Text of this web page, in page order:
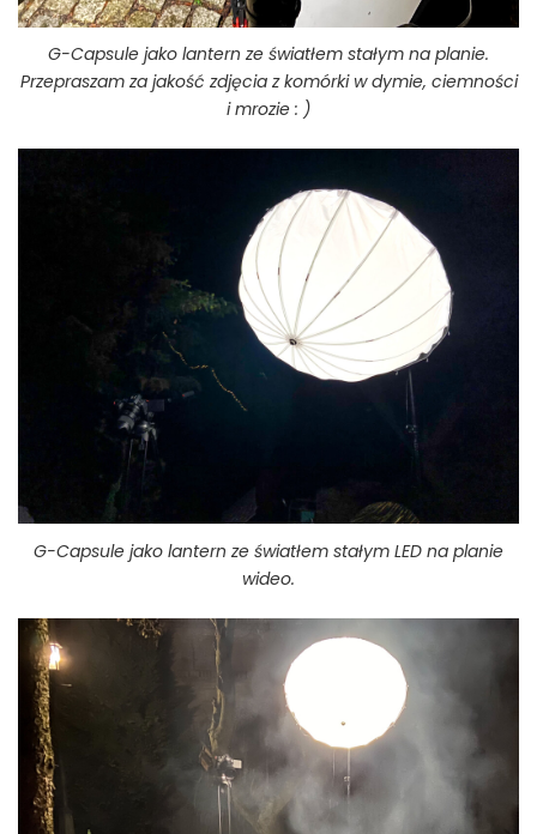
G-Capsule jako lantern ze światłem stałym na planie.
Przepraszam za jakość zdjęcia z komórki w dymie, ciemności
i mrozie : )
G-Capsule jako lantern ze światłem stałym LED na planie
wideo.